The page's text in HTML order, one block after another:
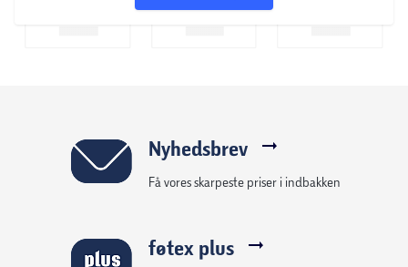
Nyhedsbrev
Få vores skarpeste priser i indbakken
føtex plus